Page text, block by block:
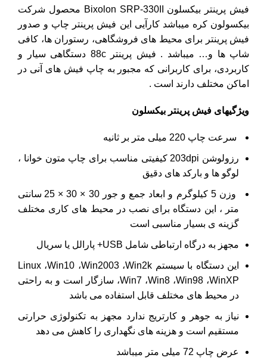
فیش پرینتر بیکسلون Bixolon SRP-330II محصول شرکت
بیکسولون کره میباشد کارآیی این فیش پرینتر
چاپ و صدور
فیش پرینتر برای محیط های فروشگاهی، رستوران ها، کافی
شاپ ها و… میباشد . فیش پرینتر 88c دستگاهی سیار و
کاربردی، برای کاربرانی که مجبور به چاپ فیش های آنی در
اماکن مختلف دارند است .
ویژگیهای فیش پرینتر بیکسلون
سرعت چاپ 220 میلی متر بر ثانیه
رزولوشن 203dpi کیفیتی مناسب برای چاپ متون خوانا ،
لوگو ها و بارکد های دقیق
وزن 5 کیلوگرم و ابعاد جمع ‌و جور 30 × 30 × 25 سانتی
متر ، این دستگاه برای نصب در محیط‌ های کاری مختلف
گزینه ی بسیار مناسبی است
مجهز به درگاه ارتباطی شامل USB+ پارالل یا سریال
این دستگاه با سیستم ‌Linux ،Win10 ،Win2003 ،Win2k
،Win7 ،Win8 ،Win98 ،WinXP سازگار است و به‌ راحتی
در محیط ‌های مختلف قابل استفاده می باشد
نیاز به جوهر و کارتریج ندارد مجهز به تکنولوژی حرارتی
مستقیم است و هزینه های نگهداری را کاهش می دهد
عرض چاپ 72 میلی متر میباشد